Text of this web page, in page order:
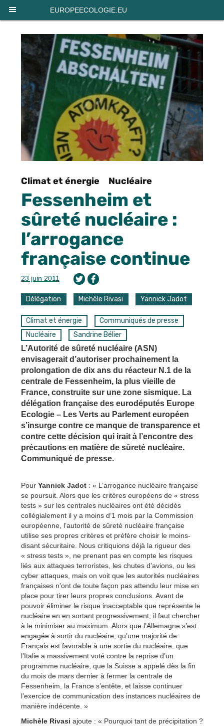
EUROPEECOLOGIE.EU
Climat et énergie Nucléaire
Fessenheim et
sûreté nucléaire :
l’arrogance
française continue
23 juin 2011
Délégation Michèle Rivasi Yannick Jadot
Climat et énergie
Communiqués de presse
Nucléaire
Sandrine Bélier
L’Autorité de sûreté nucléaire (ASN)
envisagerait d’autoriser prochainement la
prolongation de dix ans du réacteur N.1 de la
centrale de Fessenheim, la plus vieille de
France, construite sur une zone sismique. La
délégation française des eurodéputés Europe
Ecologie – Les Verts au Parlement européen
s’insurge contre ce manque de transparence et
contre cette décision qui irait à l’encontre des
précautions en matière de sûreté nucléaire.
Communiqué de presse.
Pour Yannick Jadot : « L’arrogance nucléaire française
se poursuit. Alors que les critères européens de « stress
tests » sur les centrales nucléaires ont été décidés
collégialement il y a moins d’1 mois par la Commission
européenne, l’autorité de sûreté nucléaire française
utilise ses propres critères et préfère choisir le moins-
disant sécuritaire. Nous critiquions déjà la rigueur des
« stress tests », ne prenant pas en compte les risques
liés aux attaques terroristes, les chutes d’avions, ou les
cyber attaques, mais on voit que les autorités nucléaires
françaises n’ont de toute façon pas attendu leur mise en
place pour tirer leurs propres conclusions. Avant de
pouvoir éliminer le risque inacceptable que représente le
nucléaire en en sortant progressivement, il faut chercher
à le minimiser au maximum. Alors que l’Allemagne s’est
engagée à sortir du nucléaire, qu’une majorité de
Français est favorable à une sortie du nucléaire, que
l’Italie a massivement voté contre la reprise d’un
programme nucléaire, que la Suisse a appelé dès la fin
du mois de mars dernier à fermer la centrale de
Fessenheim, la France s’entête, et laisse continuer
l’exercice de communication des instances nucléaires de
manière indécente. »
Michèle Rivasi ajoute : « Pourquoi tant de précipitation ?